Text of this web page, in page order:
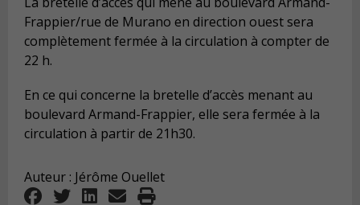
Frappier/rue de Murano en direction ouest sera
complètement fermée à la circulation à compter de
22 h.
En ce qui concerne la bretelle d’accès menant au
boulevard Armand-Frappier, elle sera fermée à la
circulation à partir de 21h30.
Auteur : Jérôme Ouellet